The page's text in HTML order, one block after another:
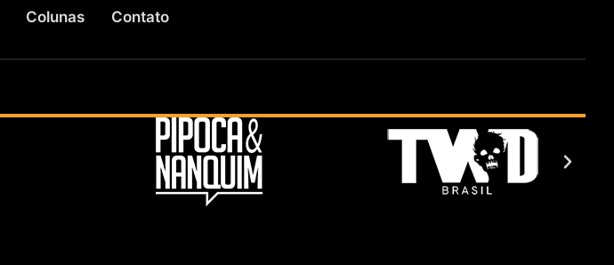
Colunas Contato